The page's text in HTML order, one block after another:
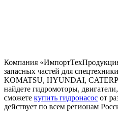
Компания
запасных частей для
KOMATSU, HYUNDAI,
найдете гидромоторы,
сможете купить гидронасос от
действует по всем регионам